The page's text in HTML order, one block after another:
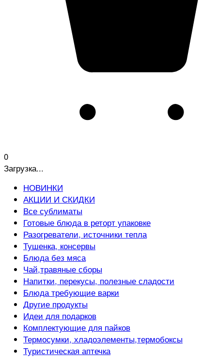
0
Загрузка...
НОВИНКИ
АКЦИИ И СКИДКИ
Все сублиматы
Готовые блюда в реторт упаковке
Разогреватели, источники тепла
Тушенка, консервы
Блюда без мяса
Чай,травяные сборы
Напитки, перекусы, полезные сладости
Блюда требующие варки
Другие продукты
Идеи для подарков
Комплектующие для пайков
Термосумки, хладоэлементы,термобоксы
Туристическая аптечка